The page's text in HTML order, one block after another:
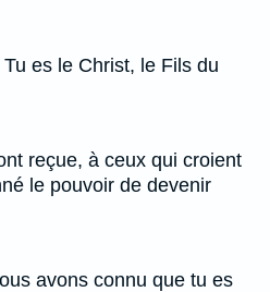
es le Christ, le Fils du
reçue, à ceux qui croient
le pouvoir de devenir
avons connu que tu es